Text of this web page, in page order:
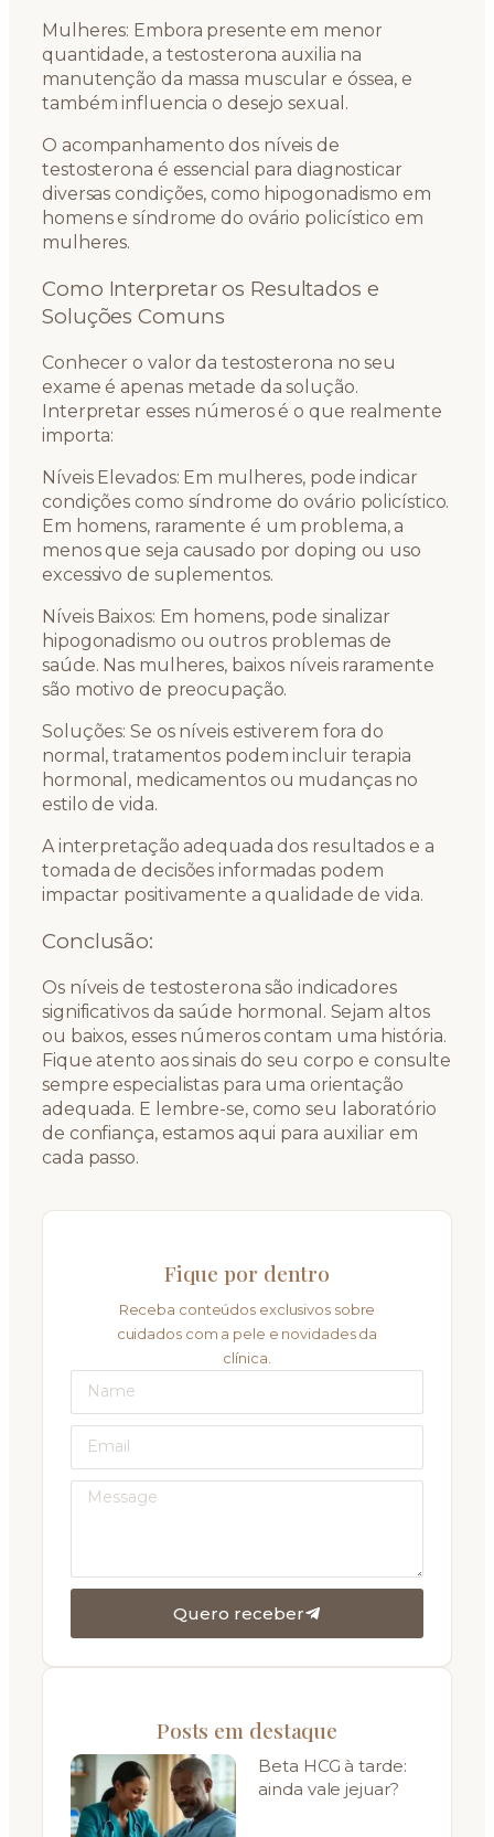
Mulheres: Embora presente em menor
quantidade, a testosterona auxilia na
manutenção da massa muscular e óssea, e
também influencia o desejo sexual.
O acompanhamento dos níveis de
testosterona é essencial para diagnosticar
diversas condições, como hipogonadismo em
homens e síndrome do ovário policístico em
mulheres.
Como Interpretar os Resultados e
Soluções Comuns
Conhecer o valor da testosterona no seu
exame é apenas metade da solução.
Interpretar esses números é o que realmente
importa:
Níveis Elevados: Em mulheres, pode indicar
condições como síndrome do ovário policístico.
Em homens, raramente é um problema, a
menos que seja causado por doping ou uso
excessivo de suplementos.
Níveis Baixos: Em homens, pode sinalizar
hipogonadismo ou outros problemas de
saúde. Nas mulheres, baixos níveis raramente
são motivo de preocupação.
Soluções: Se os níveis estiverem fora do
normal, tratamentos podem incluir terapia
hormonal, medicamentos ou mudanças no
estilo de vida.
A interpretação adequada dos resultados e a
tomada de decisões informadas podem
impactar positivamente a qualidade de vida.
Conclusão:
Os níveis de testosterona são indicadores
significativos da saúde hormonal. Sejam altos
ou baixos, esses números contam uma história.
Fique atento aos sinais do seu corpo e consulte
sempre especialistas para uma orientação
adequada. E lembre-se, como seu laboratório
de confiança, estamos aqui para auxiliar em
cada passo.
Fique por dentro
Receba conteúdos exclusivos sobre
cuidados com a pele e novidades da
clínica.
Quero receber
Posts em destaque
Beta HCG à tarde:
ainda vale jejuar?